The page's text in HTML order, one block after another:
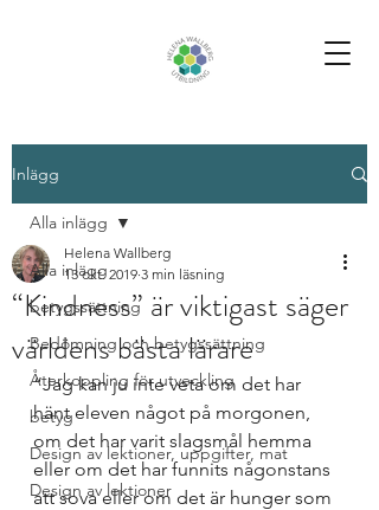
Inlägg
Alla inlägg
betygssättning
Bedömning och betygssättning
Återkoppling för utveckling
betyg
Design av lektioner, uppgifter, mat
Design av lektioner
Alla inlägg
“Kindness” är viktigast säger
världens bästa lärare
Helena Wallberg
13 okt. 2019 3 min läsning
“Jag kan ju inte veta om det har
hänt eleven något på morgonen,
om det har varit slagsmål hemma
eller om det har funnits någonstans
att sova eller om det är hunger som